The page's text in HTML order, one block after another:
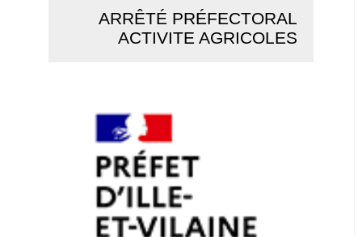
ARRÊTÉ PRÉFECTORAL
ACTIVITE AGRICOLES